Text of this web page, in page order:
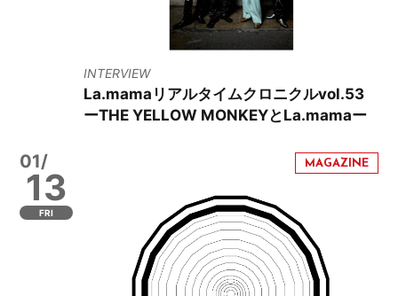
INTERVIEW
La.mamaリアルタイムクロニクルvol.53
ーTHE YELLOW MONKEYとLa.mamaー
01/
13
FRI